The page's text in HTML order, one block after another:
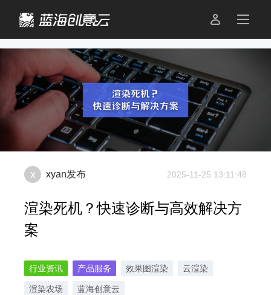

x xyan发布 2025-11-25 13:11:48
渲染死机？快速诊断与高效解决方
案
行业资讯 产品服务 效果图渲染 云渲染
渲染农场 蓝海创意云